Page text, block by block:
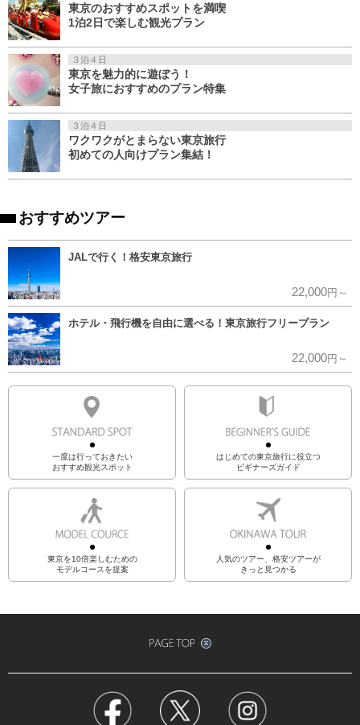
東京のおすすめスポットを満喫
1泊2日で楽しむ観光プラン
３泊４日
東京を魅力的に遊ぼう！
女子旅におすすめのプラン特集
３泊４日
ワクワクがとまらない東京旅行
初めての人向けプラン集結！
おすすめツアー
JALで行く！格安東京旅行
22,000円～
ホテル・飛行機を自由に選べる！東京旅行フリープラン
22,000円～
一度は行っておきたい
おすすめ観光スポット
はじめての東京旅行に役立つ
ビギナーズガイド
東京を10倍楽しむための
モデルコースを提案
人気のツアー、格安ツアーが
きっと見つかる